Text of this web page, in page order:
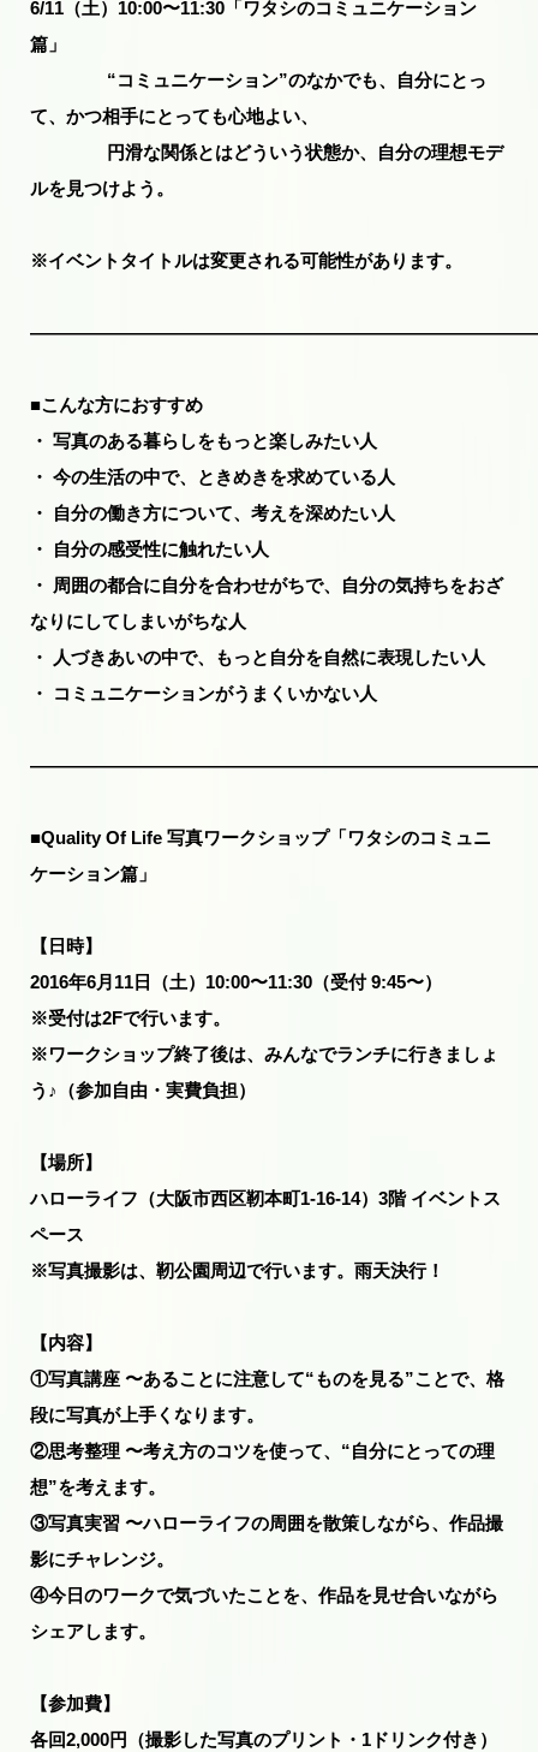
6/11（土）10:00〜11:30「ワタシのコミュニケーション
篇」
“コミュニケーション”のなかでも、自分にとっ
て、かつ相手にとっても心地よい、
円滑な関係とはどういう状態か、自分の理想モデ
ルを見つけよう。
※イベントタイトルは変更される可能性があります。
■こんな方におすすめ
・ 写真のある暮らしをもっと楽しみたい人
・ 今の生活の中で、ときめきを求めている人
・ 自分の働き方について、考えを深めたい人
・ 自分の感受性に触れたい人
・ 周囲の都合に自分を合わせがちで、自分の気持ちをおざ
なりにしてしまいがちな人
・ 人づきあいの中で、もっと自分を自然に表現したい人
・ コミュニケーションがうまくいかない人
■Quality Of Life 写真ワークショップ「ワタシのコミュニ
ケーション篇」
【日時】
2016年6月11日（土）10:00〜11:30（受付 9:45〜）
※受付は2Fで行います。
※ワークショップ終了後は、みんなでランチに行きましょ
う♪（参加自由・実費負担）
【場所】
ハローライフ（大阪市西区靭本町1-16-14）3階 イベントス
ペース
※写真撮影は、靭公園周辺で行います。雨天決行！
【内容】
①写真講座 〜あることに注意して“ものを見る”ことで、格
段に写真が上手くなります。
②思考整理 〜考え方のコツを使って、“自分にとっての理
想”を考えます。
③写真実習 〜ハローライフの周囲を散策しながら、作品撮
影にチャレンジ。
④今日のワークで気づいたことを、作品を見せ合いながら
シェアします。
【参加費】
各回2,000円（撮影した写真のプリント・1ドリンク付き）